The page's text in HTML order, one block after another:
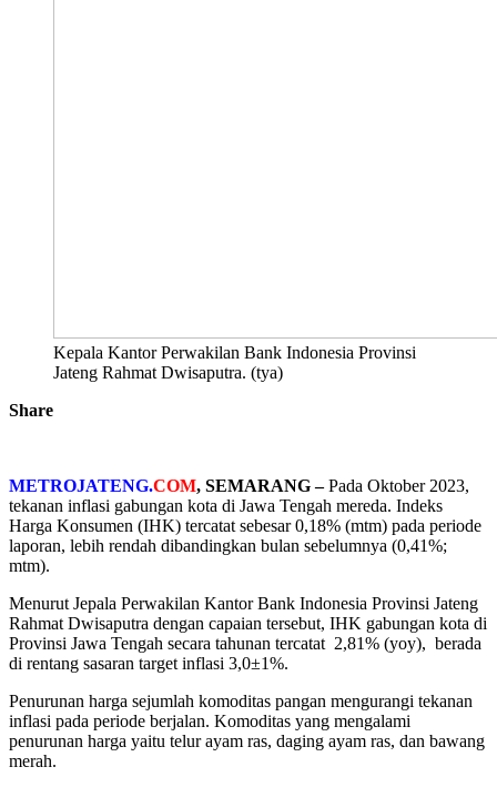
Kepala Kantor Perwakilan Bank Indonesia Provinsi
Jateng Rahmat Dwisaputra. (tya)
Share
METROJATENG.COM, SEMARANG –Pada Oktober 2023,
tekanan inflasi gabungan kota di Jawa Tengah mereda. Indeks
Harga Konsumen (IHK) tercatat sebesar 0,18% (mtm) pada periode
laporan, lebih rendah dibandingkan bulan sebelumnya (0,41%;
mtm).
Menurut Jepala Perwakilan Kantor Bank Indonesia Provinsi Jateng
Rahmat Dwisaputra dengan capaian tersebut, IHK gabungan kota di
Provinsi Jawa Tengah secara tahunan tercatat 2,81% (yoy), berada
di rentang sasaran target inflasi 3,0±1%.
Penurunan harga sejumlah komoditas pangan mengurangi tekanan
inflasi pada periode berjalan. Komoditas yang mengalami
penurunan harga yaitu telur ayam ras, daging ayam ras, dan bawang
merah.